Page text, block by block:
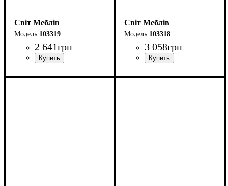
Світ Меблів
103319
2 641грн
Світ Меблів
103318
3 058грн